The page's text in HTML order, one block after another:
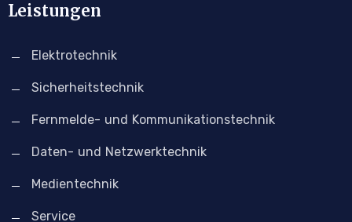
Leistungen
Elektrotechnik
Sicherheitstechnik
Fernmelde- und Kommunikationstechnik
Daten- und Netzwerktechnik
Medientechnik
Service